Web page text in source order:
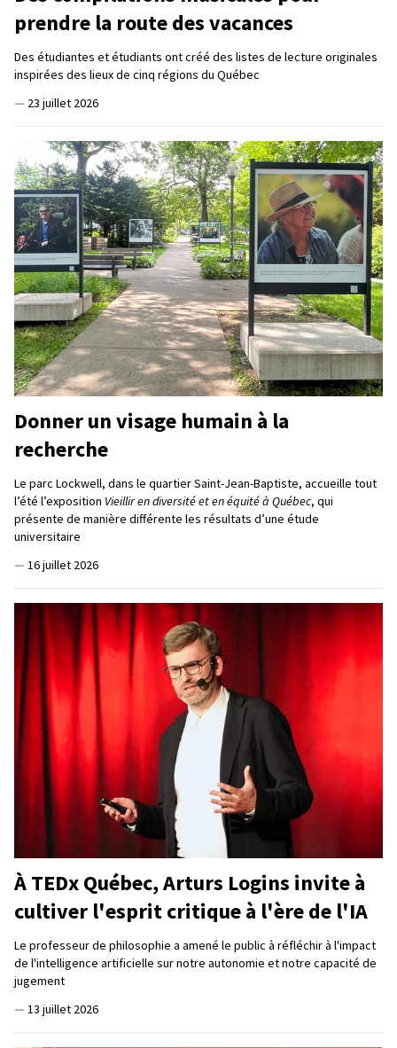
prendre la route des vacances
Des étudiantes et étudiants ont créé des listes de lecture originales
inspirées des lieux de cinq régions du Québec
— 23 juillet 2026
Donner un visage humain à la
recherche
Le parc Lockwell, dans le quartier Saint-Jean-Baptiste, accueille tout
l’été l’exposition Vieillir en diversité et en équité à Québec, qui
présente de manière différente les résultats d’une étude
universitaire
— 16 juillet 2026
À TEDx Québec, Arturs Logins invite à
cultiver l'esprit critique à l'ère de l'IA
Le professeur de philosophie a amené le public à réfléchir à l'impact
de l'intelligence artificielle sur notre autonomie et notre capacité de
jugement
— 13 juillet 2026